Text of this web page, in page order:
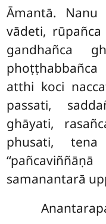
Āmantā.
vādeti, rūpañca
gandhañca
phoṭṭhabbañca
atthi koci
passati,
ghāyati,
phusati,
samanantarā